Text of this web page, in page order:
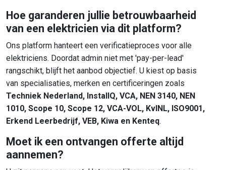
Hoe garanderen jullie betrouwbaarheid
van een elektricien via dit platform?
Ons platform hanteert een verificatieproces voor alle
elektriciens. Doordat admin niet met 'pay-per-lead'
rangschikt, blijft het aanbod objectief. U kiest op basis
van specialisaties, merken en certificeringen zoals
Techniek Nederland, InstallQ, VCA, NEN 3140, NEN
1010, Scope 10, Scope 12, VCA-VOL, KvINL, ISO9001,
Erkend Leerbedrijf, VEB, Kiwa en Kenteq.
Moet ik een ontvangen offerte altijd
aannemen?